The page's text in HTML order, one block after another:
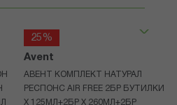
25%
Avent
АВЕНТ КОМПЛЕКТ НАТУРАЛ
РЕСПОНС AIR FREE 2БР БУТИЛКИ
Х 125МЛ+2БР Х 260МЛ+2БР